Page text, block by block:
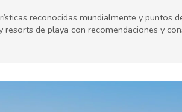
reconocidas mundialmente y puntos
resorts de playa con recomendaciones y